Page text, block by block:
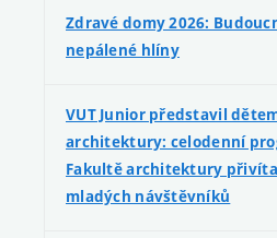
Zdravé domy 2026:
nepálené hlíny
VUT Junior představil
architektury: celodenní
Fakultě architektury
mladých návštěvníků